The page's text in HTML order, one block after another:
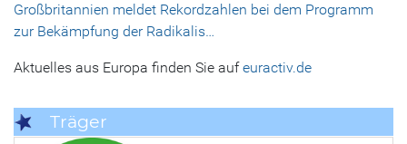
Großbritannien meldet Rekordzahlen bei dem Programm
zur Bekämpfung der Radikalis…
Aktuelles aus Europa finden Sie aufeuractiv.de
Träger